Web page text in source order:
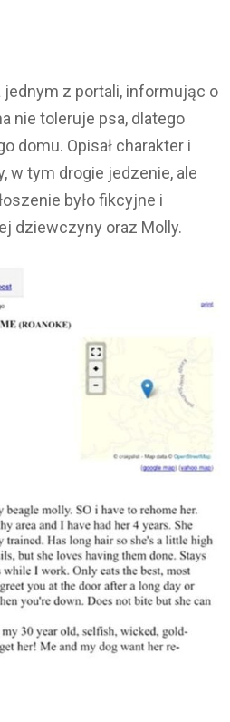
jednym z portali, informując o
nie toleruje psa, dlatego
domu. Opisał charakter i
w tym drogie jedzenie, ale
było fikcyjne i
dziewczyny oraz Molly.